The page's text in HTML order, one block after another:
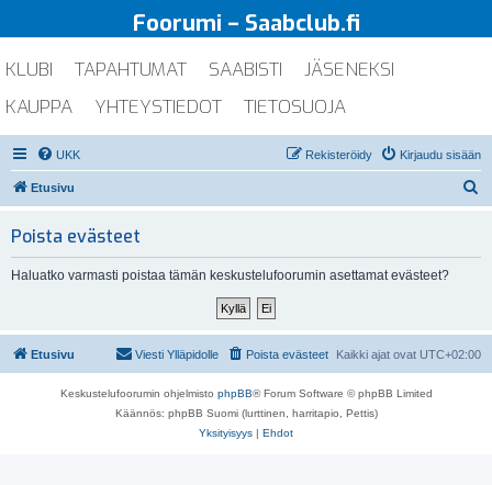
Foorumi – Saabclub.fi
KLUBI TAPAHTUMAT SAABISTI
JÄSENEKSI
KAUPPA
YHTEYSTIEDOT TIETOSUOJA
UKK Kirjaudu sisään
Rekisteröidy
Etusivu
Poista evästeet
Haluatko varmasti poistaa tämän keskustelufoorumin asettamat evästeet?
Etusivu Kaikki ajat ovat UTC+02:00
Poista evästeet
Viesti Ylläpidolle
Keskustelufoorumin ohjelmisto phpBB® Forum Software © phpBB Limited
Käännös: phpBB Suomi (lurttinen, harritapio, Pettis)
Yksityisyys | Ehdot